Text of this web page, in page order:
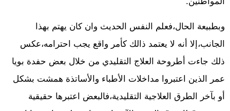
وبطبيعة الحال،فعلم النفس الحديث وان كان يهتم بهذا
الجانب،إلا أنه لا يعتمد ذالك كأمر واقع يجب احترامه،عكس
ذلك جاءت أطروحة العلاج التقليدي من خلال بعض حفدة بويا
عمر الذين اعتبروا مداخلات الأطباء والأساتذة همشت بشكل
أو بآخر الطرق العلاجية التقليدية،فالبعض اعتبرها حقيقية